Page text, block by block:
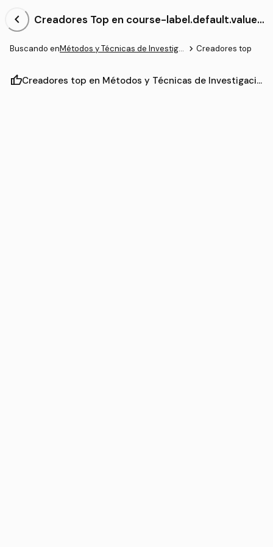
chevron_left
Creadores Top en course-label.default.value-
ción en Relaciones Internacionales
Buscando en Métodos y Técnicas de Investigación en Relaciones Internacionales navigate_next Creadores top
thumb_upCreadores top en Métodos y Técnicas de Investigació